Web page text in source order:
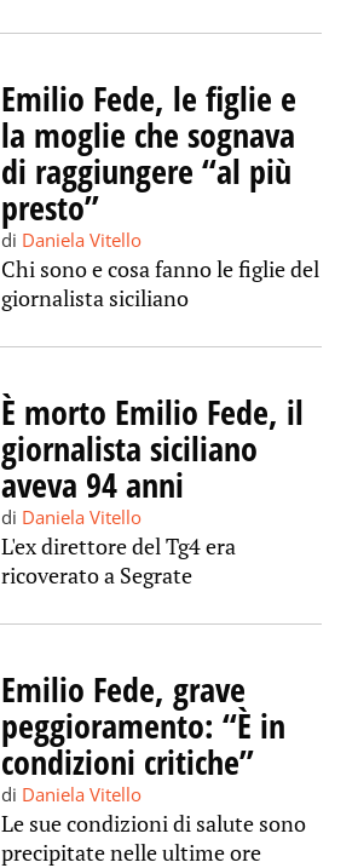
Emilio Fede, le figlie e
la moglie che sognava
di raggiungere “al più
presto”
di Daniela Vitello
Chi sono e cosa fanno le figlie del
giornalista siciliano
È morto Emilio Fede, il
giornalista siciliano
aveva 94 anni
di Daniela Vitello
L'ex direttore del Tg4 era
ricoverato a Segrate
Emilio Fede, grave
peggioramento: “È in
condizioni critiche”
di Daniela Vitello
Le sue condizioni di salute sono
precipitate nelle ultime ore